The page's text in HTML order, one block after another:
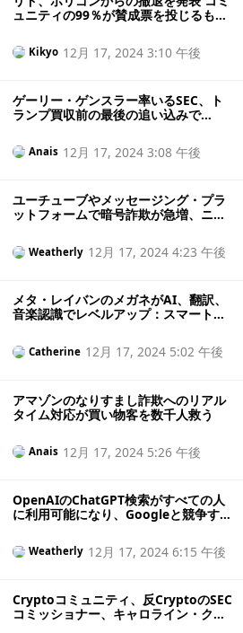
ュニティの99％が賛成票を投じるも、
Kikyo 12月 17, 2024 3:10 午後
ゲーリー・ゲンスラー率いるSEC、ト
ランプ買収前の最後の追い込みで
知で標的にする
Anais 12月 17, 2024 3:08 午後
ユーチューブやメッセージング・プラ
ットフォームで暗号詐欺が急増、ニュ
Weatherly 12月 17, 2024 4:23 午後
メタ・レイバンのメガネがAI、翻訳、
音楽認識でレベルアップ：スマートシ
Catherine 12月 17, 2024 5:02 午後
アマゾンのなりすまし詐欺へのリアル
タイム対応が買い物客を数千人救う
Anais 12月 17, 2024 5:26 午後
OpenAIのChatGPT検索がすべての人
に利用可能になり、Googleと競争する
Weatherly 12月 17, 2024 6:15 午後
Cryptoコミュニティ、反CryptoのSEC
コミッショナー、キャロライン・クレ